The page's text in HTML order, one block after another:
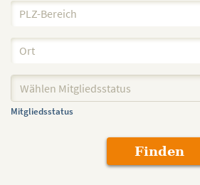
Wählen Mitgliedsstatus
Mitgliedsstatus
Finden